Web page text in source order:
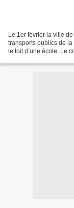
Le 1er février la ville
transports publics de
le toit d’une école. Le